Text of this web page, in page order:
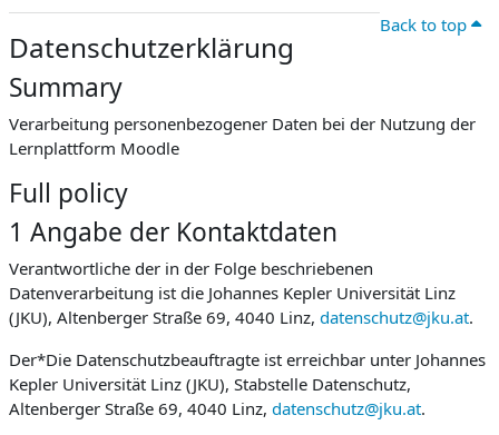
Back to top
Datenschutzerklärung
Summary
Verarbeitung personenbezogener Daten bei der Nutzung der
Lernplattform Moodle
Full policy
1 Angabe der Kontaktdaten
Verantwortliche der in der Folge beschriebenen
Datenverarbeitung ist die Johannes Kepler Universität Linz
(JKU), Altenberger Straße 69, 4040 Linz, datenschutz@jku.at.
Der*Die Datenschutzbeauftragte ist erreichbar unter Johannes
Kepler Universität Linz (JKU), Stabstelle Datenschutz,
Altenberger Straße 69, 4040 Linz, datenschutz@jku.at.